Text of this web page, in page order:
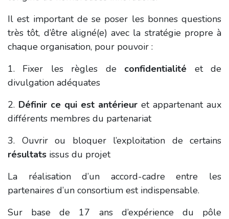
Il est important de se poser les bonnes questions
très tôt, d’être aligné(e) avec la stratégie propre à
chaque organisation, pour pouvoir :
1. Fixer les règles de confidentialité et de
divulgation adéquates
2. Définir ce qui est antérieur et appartenant aux
différents membres du partenariat
3. Ouvrir ou bloquer l’exploitation de certains
résultats issus du projet
La réalisation d’un accord-cadre entre les
partenaires d’un consortium est indispensable.
Sur base de 17 ans d’expérience du pôle